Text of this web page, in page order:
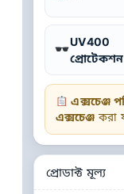
UV400
প্রোটেকশন
এক্সচেঞ্জ
এক্সচেঞ্জ করা
প্রোডাক্ট মূল্য